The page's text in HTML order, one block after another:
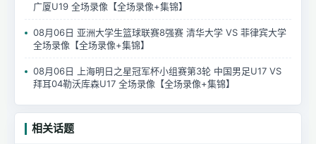
广厦U19 全场录像【全场录像+集锦】
08月06日 亚洲大学生篮球联赛8强赛 清华大学 VS 菲律宾大学
全场录像【全场录像+集锦】
08月06日 上海明日之星冠军杯小组赛第3轮 中国男足U17 VS
拜耳04勒沃库森U17 全场录像【全场录像+集锦】
相关话题